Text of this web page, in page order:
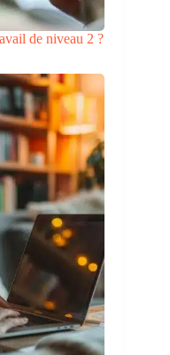
de niveau 2 ?